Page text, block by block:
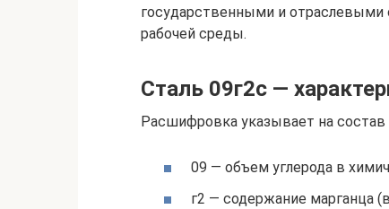
государственными и отраслевыми
рабочей среды.
Сталь 09г2с —
Расшифровка указывает на состав
09 — объем углерода в
г2 — содержание марганца